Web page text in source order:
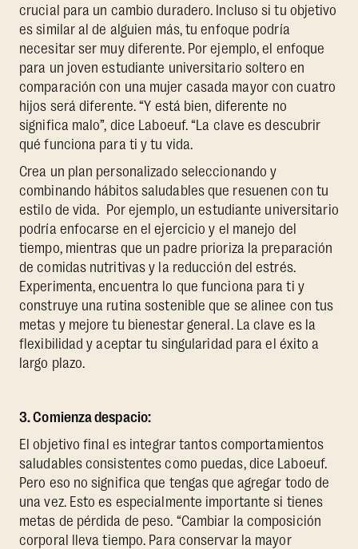
crucial para un cambio duradero. Incluso si tu objetivo
es similar al de alguien más, tu enfoque podría
necesitar ser muy diferente. Por ejemplo, el enfoque
para un joven estudiante universitario soltero en
comparación con una mujer casada mayor con cuatro
hijos será diferente. “Y está bien, diferente no
significa malo”, dice Laboeuf. “La clave es descubrir
qué funciona para ti y tu vida.
Crea un plan personalizado seleccionando y
combinando hábitos saludables que resuenen con tu
estilo de vida. Por ejemplo, un estudiante universitario
podría enfocarse en el ejercicio y el manejo del
tiempo, mientras que un padre prioriza la preparación
de comidas nutritivas y la reducción del estrés.
Experimenta, encuentra lo que funciona para ti y
construye una rutina sostenible que se alinee con tus
metas y mejore tu bienestar general. La clave es la
flexibilidad y aceptar tu singularidad para el éxito a
largo plazo.
3. Comienza despacio:
El objetivo final es integrar tantos comportamientos
saludables consistentes como puedas, dice Laboeuf.
Pero eso no significa que tengas que agregar todo de
una vez. Esto es especialmente importante si tienes
metas de pérdida de peso. “Cambiar la composición
corporal lleva tiempo. Para conservar la mayor